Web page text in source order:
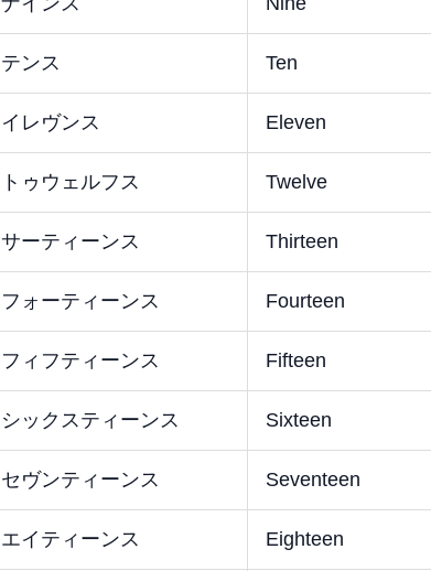
テンス Ten
イレヴンス Eleven
トゥウェルフス Twelve
サーティーンス Thirteen
フォーティーンス Fourteen
フィフティーンス Fifteen
シックスティーンス Sixteen
セヴンティーンス Seventeen
エイティーンス Eighteen